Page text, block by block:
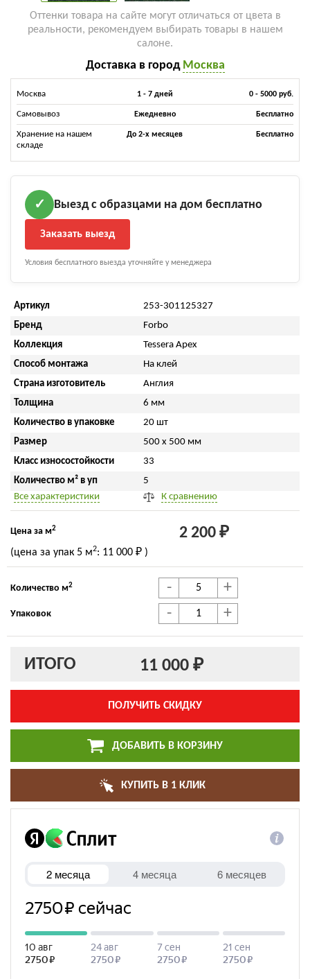
Оттенки товара на сайте могут отличаться от цвета в
реальности, рекомендуем выбирать товары в нашем
салоне.
Доставка в город Москва
Москва 1 - 7 дней 0 - 5000 руб.
Самовывоз Ежедневно Бесплатно
Хранение на нашем
складе
До 2-х месяцев Бесплатно
✓ Выезд с образцами на дом бесплатно
Заказать выезд
Условия бесплатного выезда уточняйте у менеджера
Артикул
253-301125327
Бренд
Forbo
Коллекция
Tessera Apex
Способ монтажа
На клей
Страна изготовитель
Англия
Толщина
6 мм
Количество в упаковке
20 шт
Размер
500 x 500 мм
Класс износостойкости
33
Количество м² в уп
5
Все характеристики
К сравнению
Цена за м2 2 200 ₽
(цена за упак 5 м2: 11 000 ₽ )
Количество м2 - +
Упаковок - +
ИТОГО 11 000 ₽
ПОЛУЧИТЬ СКИДКУ
ДОБАВИТЬ В КОРЗИНУ
КУПИТЬ В 1 КЛИК